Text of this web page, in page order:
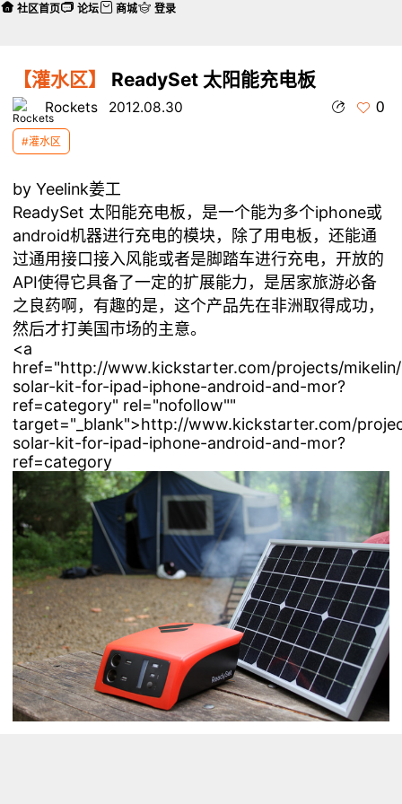
【灌水区】 ReadySet 太阳能充电板
Rockets 2012.08.30 0
#灌水区
by Yeelink姜工
ReadySet 太阳能充电板，是一个能为多个iphone或
android机器进行充电的模块，除了用电板，还能通
过通用接口接入风能或者是脚踏车进行充电，开放的
API使得它具备了一定的扩展能力，是居家旅游必备
之良药啊，有趣的是，这个产品先在非洲取得成功，
然后才打美国市场的主意。
<a
href="http://www.kickstarter.com/projects/
solar-kit-for-ipad-iphone-android-and-mor?
ref=category" rel="nofollow""
target="_blank">http://www.kickstarter.com/
solar-kit-for-ipad-iphone-android-and-mor?
ref=category
社区首页 论坛 商城 登录